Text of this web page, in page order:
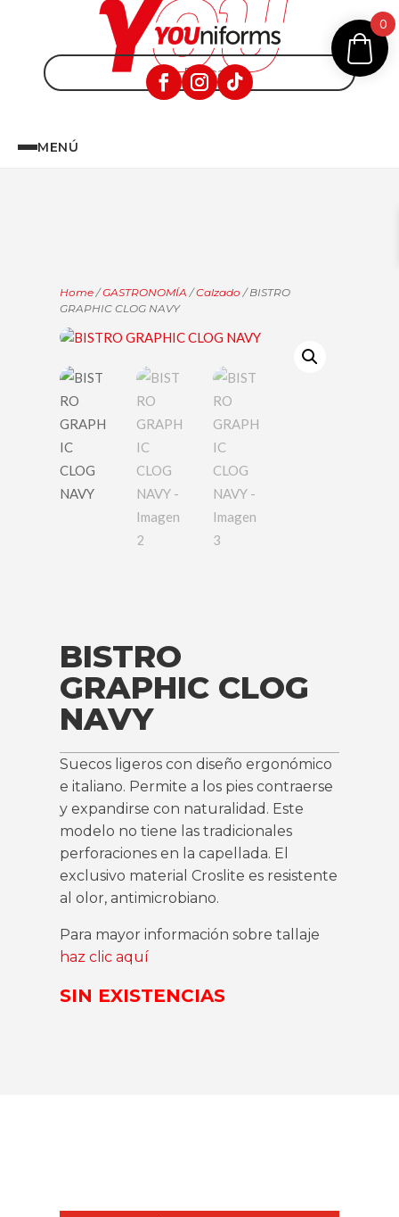
MENÚ
Home /GASTRONOMÍA /Calzado / BISTRO
GRAPHIC CLOG NAVY
BISTRO
GRAPHIC CLOG
NAVY
Suecos ligeros con diseño ergonómico
e italiano. Permite a los pies contraerse
y expandirse con naturalidad. Este
modelo no tiene las tradicionales
perforaciones en la capellada. El
exclusivo material Croslite es resistente
al olor, antimicrobiano.
Para mayor información sobre tallaje
haz clic aquí
SIN EXISTENCIAS
0